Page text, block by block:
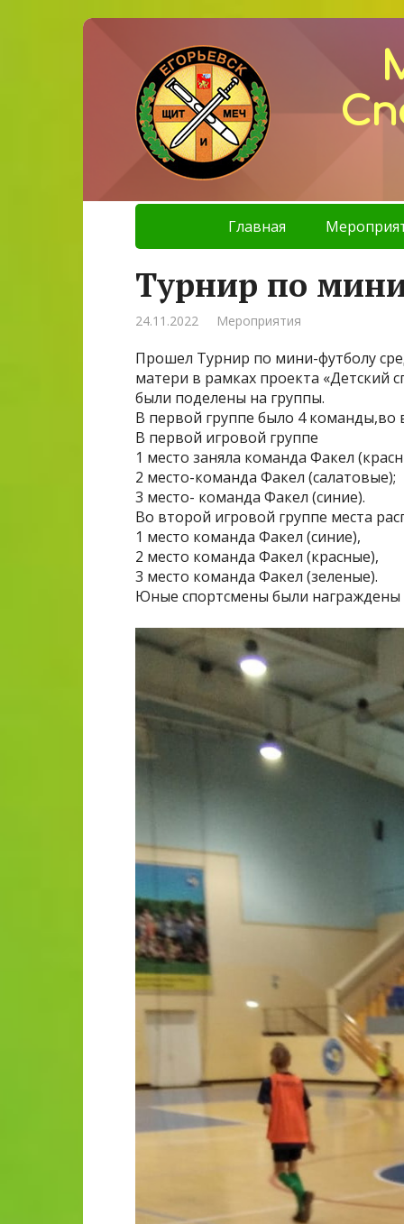
Главная
Турнир по
24.11.2022 Мероприятия
Прошел Турнир по мини-футболу
матери в рамках проекта «Детский
были поделены на группы.
В первой группе было 4
В первой игровой группе
1 место заняла команда Факел
2 место-команда Факел (салатовые);
3 место- команда Факел (синие).
Во второй игровой группе места
1 место команда Факел (синие),
2 место команда Факел (красные),
3 место команда Факел (зеленые).
Юные спортсмены были